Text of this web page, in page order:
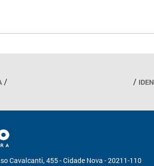
Cavalcanti, 455 - Cidade Nova - 20211-110